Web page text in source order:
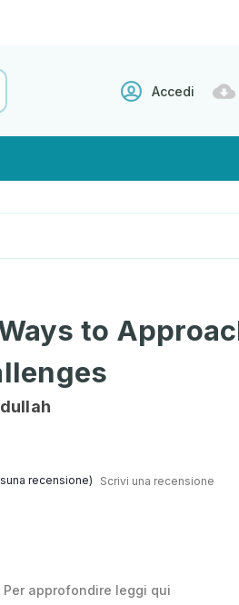
Accedi
to
recensione) Scrivi una recensione
Per approfondire leggi qui